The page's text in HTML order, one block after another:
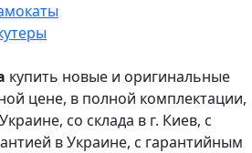
купить новые и оригинальные
цене, в полной комплектации,
со склада в г. Киев, с
в Украине, с гарантийным